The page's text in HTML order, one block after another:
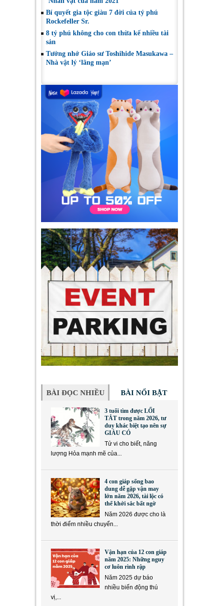
Bí quyết gia tộc giàu 7 đời của tỷ phú
Rockefeller Sr.
8 tỷ phú không cho con thừa kế nhiều tài
sản
Tưởng nhớ Giáo sư Toshihide Masukawa –
Nhà vật lý ‘lãng mạn’
BÀI ĐỌC NHIỀU BÀI NỔI BẬT
3 tuổi tìm được LỐI
TẮT trong năm 2026, tư
duy khác biệt tạo nên sự
GIÀU CÓ
Tử vi cho biết, năng
lượng Hỏa mạnh mẽ của...
4 con giáp sống bao
dung dễ gặp vận may
lớn năm 2026, tài lộc có
thể khởi sắc bất ngờ
Năm 2026 được cho là
thời điểm nhiều chuyển...
Vận hạn của 12 con giáp
năm 2025: Những nguy
cơ luôn rình rập
Năm 2025 dự báo
nhiều biến động thú
vị,...